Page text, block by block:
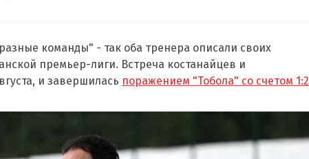
команды" - так оба тренера описали своих
премьер-лиги. Встреча костанайцев и
и завершилась поражением "Тобола" со счетом 1:2